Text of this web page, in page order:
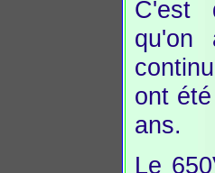
C'est
qu'on
ont
ans.
Le